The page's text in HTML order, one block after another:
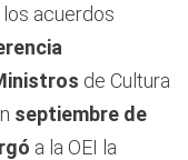
acuerdos
de Cultura
septiembre de
a la OEI la